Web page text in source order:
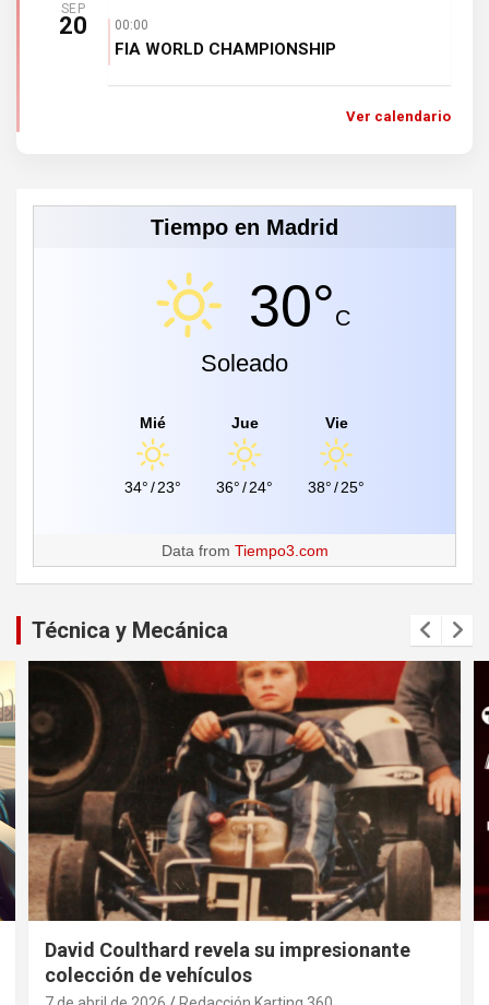
SEP
20 00:00
FIA WORLD CHAMPIONSHIP
Ver calendario
Tiempo en Madrid
30°C
Soleado
Mié
34°/23°
Jue
36°/24°
Vie
38°/25°
Data from Tiempo3.com
Técnica y Mecánica
David Coulthard revela su impresionante
colección de vehículos